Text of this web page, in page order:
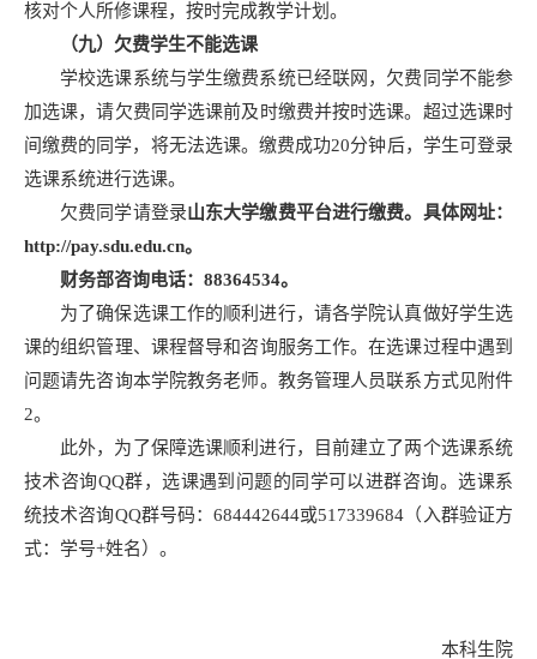
核对个人所修课程，按时完成教学计划。
（九）欠费学生不能选课
学校选课系统与学生缴费系统已经联网，欠费同学不能参
加选课，请欠费同学选课前及时缴费并按时选课。超过选课时
间缴费的同学，将无法选课。缴费成功20分钟后，学生可登录
选课系统进行选课。
欠费同学请登录山东大学缴费平台进行缴费。具体网址：
http://pay.sdu.edu.cn。
财务部咨询电话：88364534。
为了确保选课工作的顺利进行，请各学院认真做好学生选
课的组织管理、课程督导和咨询服务工作。在选课过程中遇到
问题请先咨询本学院教务老师。教务管理人员联系方式见附件
2。
此外，为了保障选课顺利进行，目前建立了两个选课系统
技术咨询QQ群，选课遇到问题的同学可以进群咨询。选课系
统技术咨询QQ群号码：684442644或517339684（入群验证方
式：学号+姓名）。
本科生院